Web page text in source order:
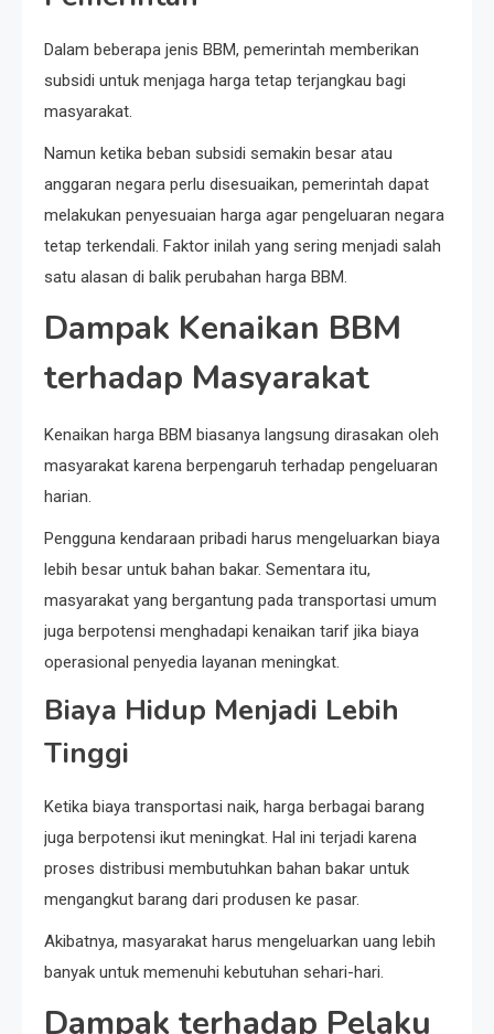
Dalam beberapa jenis BBM, pemerintah memberikan
subsidi untuk menjaga harga tetap terjangkau bagi
masyarakat.
Namun ketika beban subsidi semakin besar atau
anggaran negara perlu disesuaikan, pemerintah dapat
melakukan penyesuaian harga agar pengeluaran negara
tetap terkendali. Faktor inilah yang sering menjadi salah
satu alasan di balik perubahan harga BBM.
Dampak Kenaikan BBM
terhadap Masyarakat
Kenaikan harga BBM biasanya langsung dirasakan oleh
masyarakat karena berpengaruh terhadap pengeluaran
harian.
Pengguna kendaraan pribadi harus mengeluarkan biaya
lebih besar untuk bahan bakar. Sementara itu,
masyarakat yang bergantung pada transportasi umum
juga berpotensi menghadapi kenaikan tarif jika biaya
operasional penyedia layanan meningkat.
Biaya Hidup Menjadi Lebih
Tinggi
Ketika biaya transportasi naik, harga berbagai barang
juga berpotensi ikut meningkat. Hal ini terjadi karena
proses distribusi membutuhkan bahan bakar untuk
mengangkut barang dari produsen ke pasar.
Akibatnya, masyarakat harus mengeluarkan uang lebih
banyak untuk memenuhi kebutuhan sehari-hari.
Dampak terhadap Pelaku